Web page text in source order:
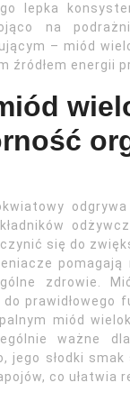
lepka
na
– miód
źródłem energii
się do
zdrowie.
do prawidłowego
miód
ważne
jego słodki
co ułatwia